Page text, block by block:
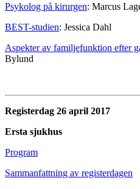
Psykolog på kirurgen: Marcus
BEST-studien: Jessica Dahl
Aspekter av familjefunktion efter
Bylund
Registerdag 26 april 2017
Ersta sjukhus
Program
Sammanfattning av registerdagen